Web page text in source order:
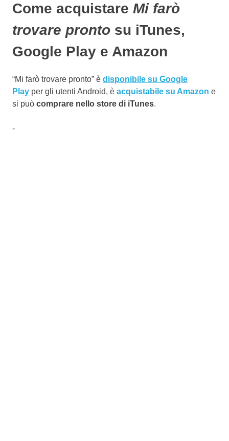
Come acquistare Mi farò
trovare pronto su iTunes,
Google Play e Amazon
“Mi farò trovare pronto” è disponibile su Google
Play per gli utenti Android, è acquistabile su Amazon e
si può comprare nello store di iTunes.
-